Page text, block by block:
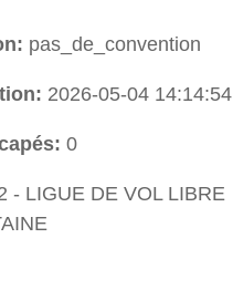
pas_de_convention
2026-05-04 14:14:54
0
- LIGUE DE VOL LIBRE